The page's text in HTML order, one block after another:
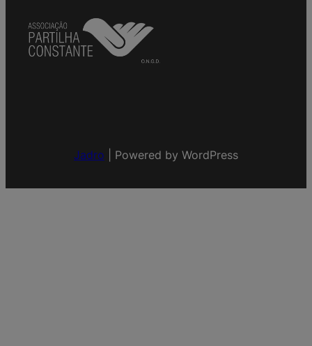
Jadro Powered by WordPress